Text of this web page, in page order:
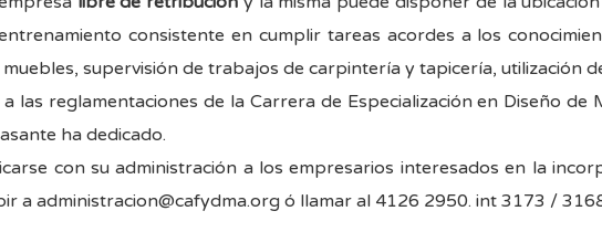
consistente en cumplir tareas acordes a los
supervisión de trabajos de carpintería y tapicería, utilización
las reglamentaciones de la Carrera de Especialización en Diseño
ha dedicado.
con su administración a los empresarios interesados en la
a administracion@cafydma.org ó llamar al 4126 2950. int 3173 /